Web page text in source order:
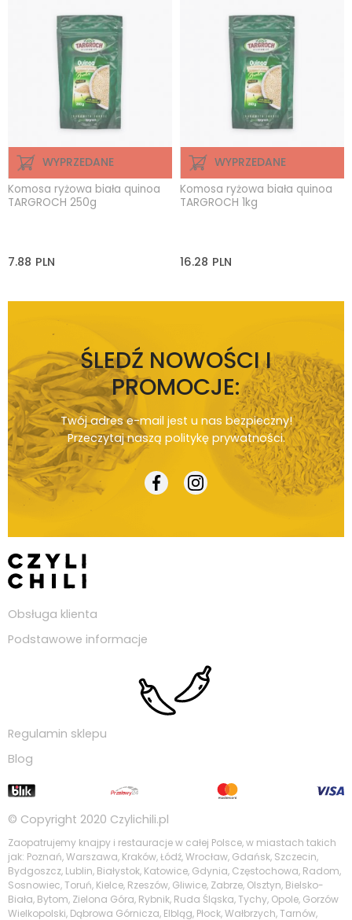
WYPRZEDANE
Komosa ryżowa biała quinoa
TARGROCH 250g
7.88 PLN
WYPRZEDANE
Komosa ryżowa biała quinoa
TARGROCH 1kg
16.28 PLN
ŚLEDŹ NOWOŚCI I
PROMOCJE:
Twój adres e-mail jest u nas bezpieczny!
Przeczytaj naszą politykę prywatności.
Obsługa klienta
Podstawowe informacje
Regulamin sklepu
Blog
© Copyright 2020 Czylichili.pl
Zaopatrujemy knajpy i restauracje w całej Polsce, w miastach takich
jak: Poznań, Warszawa, Kraków, Łódź, Wrocław, Gdańsk, Szczecin,
Bydgoszcz, Lublin, Białystok, Katowice, Gdynia, Częstochowa, Radom,
Sosnowiec, Toruń, Kielce, Rzeszów, Gliwice, Zabrze, Olsztyn, Bielsko-
Biała, Bytom, Zielona Góra, Rybnik, Ruda Śląska, Tychy, Opole, Gorzów
Wielkopolski, Dąbrowa Górnicza, Elbląg, Płock, Wałbrzych, Tarnów,